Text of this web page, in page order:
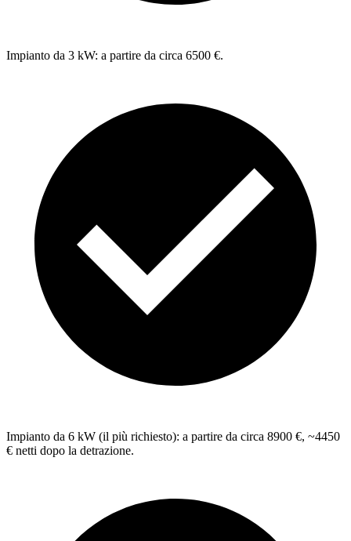
Impianto da 3 kW: a partire da circa 6500 €.
Impianto da 6 kW (il più richiesto): a partire da circa 8900 €, ~4450
€ netti dopo la detrazione.